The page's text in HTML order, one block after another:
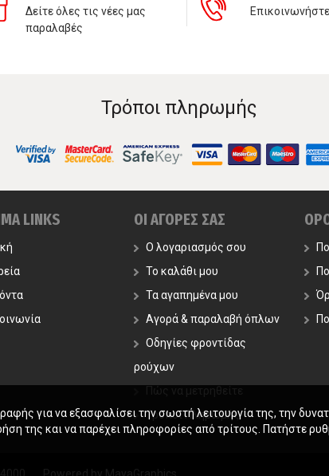
Δείτε όλες τις νέες μας
παραλαβές
Τρόποι πληρωμής
LINKS ΟΙ ΑΓΟΡΕΣ ΣΑΣ
Ο λογαριασμός σου
Το καλάθι μου
Τα αγαπημένα μου
Αγορά & παραλαβή όπλων
Οδηγίες φροντίδας
ρούχων
Τρόποι Πληρωμής
για να εξασφαλίσει την σωστή λειτουργία της, την
της και να παρέχει πληροφορίες από τρίτους. Πατήστε